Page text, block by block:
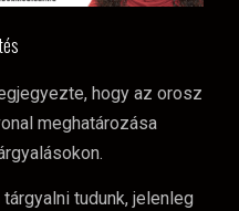
hogy az orosz
meghatározása
tudunk, jelenleg